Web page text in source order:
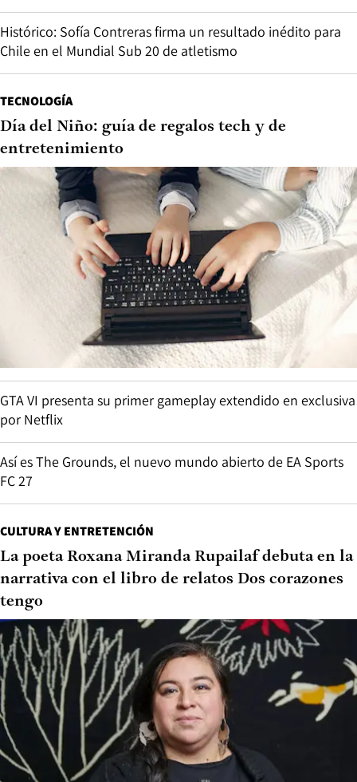
Histórico: Sofía Contreras firma un resultado inédito para
Chile en el Mundial Sub 20 de atletismo
TECNOLOGÍA
Día del Niño: guía de regalos tech y de
entretenimiento
GTA VI presenta su primer gameplay extendido en exclusiva
por Netflix
Así es The Grounds, el nuevo mundo abierto de EA Sports
FC 27
CULTURA Y ENTRETENCIÓN
La poeta Roxana Miranda Rupailaf debuta en la
narrativa con el libro de relatos Dos corazones
tengo